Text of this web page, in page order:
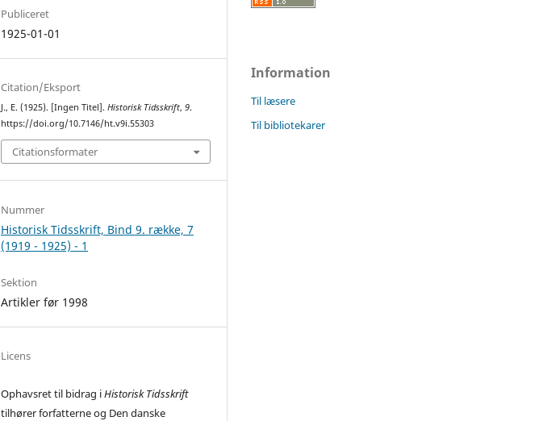
Publiceret
1925-01-01
Citation/Eksport
J., E. (1925). [Ingen Titel].Historisk Tidsskrift,9.
https://doi.org/10.7146/ht.v9i.55303
Citationsformater
Nummer
Historisk Tidsskrift, Bind 9. række, 7
(1919 - 1925) - 1
Sektion
Artikler før 1998
Licens
Ophavsret til bidrag iHistorisk Tidsskrift
tilhører forfatterne og Den danske
Information
Til læsere
Til bibliotekarer